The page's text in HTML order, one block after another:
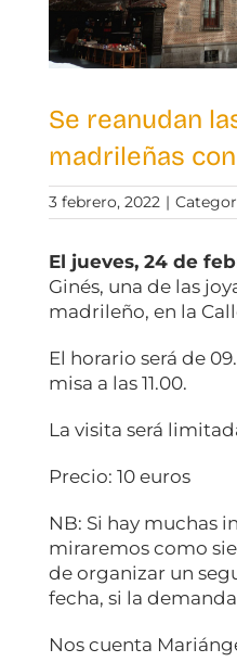
Se reanudan
madrileñas
3 febrero, 2022 |
El jueves, 24 de
Ginés, una de las
madrileño, en la
El horario será de
misa a las 11.00.
La visita será
Precio: 10 euros
NB: Si hay muchas
miraremos como
de organizar un
fecha, si la
Nos cuenta